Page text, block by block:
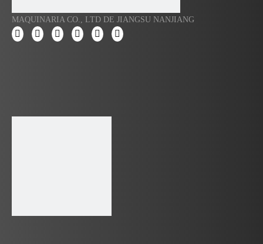
MAQUINARIA CO., LTD DE JIANGSU NANJIANG